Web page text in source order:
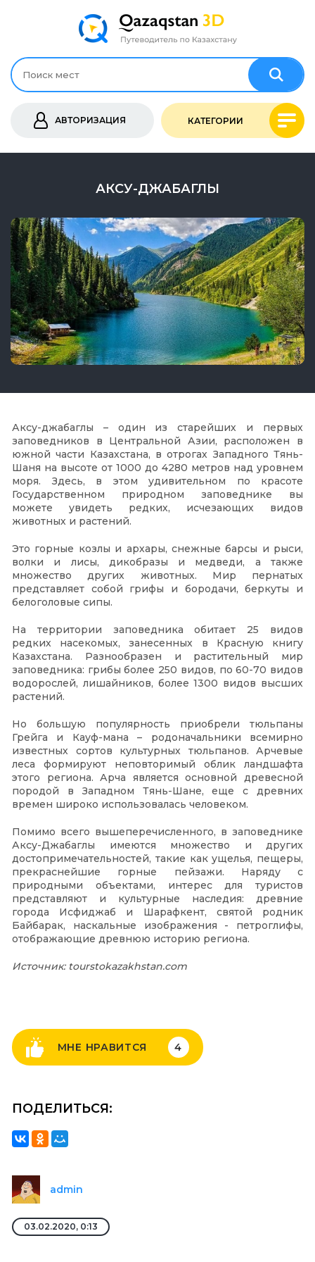
АВТОРИЗАЦИЯ КАТЕГОРИИ
АКСУ-ДЖАБАГЛЫ
Аксу-джабаглы – один из старейших и первых
заповедников в Центральной Азии, расположен в
южной части Казахстана, в отрогах Западного Тянь-
Шаня на высоте от 1000 до 4280 метров над уровнем
моря. Здесь, в этом удивительном по красоте
Государственном природном заповеднике вы
можете увидеть редких, исчезающих видов
животных и растений.
Это горные козлы и архары, снежные барсы и рыси,
волки и лисы, дикобразы и медведи, а также
множество других животных. Мир пернатых
представляет собой грифы и бородачи, беркуты и
белоголовые сипы.
На территории заповедника обитает 25 видов
редких насекомых, занесенных в Красную книгу
Казахстана. Разнообразен и растительный мир
заповедника: грибы более 250 видов, по 60-70 видов
водорослей, лишайников, более 1300 видов высших
растений.
Но большую популярность приобрели тюльпаны
Грейга и Кауф-мана – родоначальники всемирно
известных сортов культурных тюльпанов. Арчевые
леса формируют неповторимый облик ландшафта
этого региона. Арча является основной древесной
породой в Западном Тянь-Шане, еще с древних
времен широко использовалась человеком.
Помимо всего вышеперечисленного, в заповеднике
Аксу-Джабаглы имеются множество и других
достопримечательностей, такие как ущелья, пещеры,
прекраснейшие горные пейзажи. Наряду с
природными объектами, интерес для туристов
представляют и культурные наследия: древние
города Исфиджаб и Шарафкент, святой родник
Байбарак, наскальные изображения - петроглифы,
отображающие древнюю историю региона.
Источник: tourstokazakhstan.com
МНЕ НРАВИТСЯ 4
ПОДЕЛИТЬСЯ:
admin
03.02.2020, 0:13